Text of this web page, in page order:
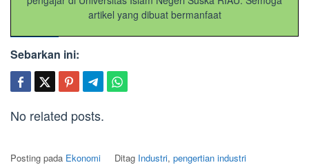
artikel yang dibuat bermanfaat
Sebarkan ini:
No related posts.
Posting pada Ekonomi Ditag Industri, pengertian industri